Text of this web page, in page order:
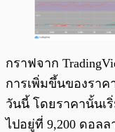
กราฟจาก
การเพิ่มขึ้นของราค
วันนี้ โดยราคานั้นเ
ไปอยู่ที่ 9,200 ดอล